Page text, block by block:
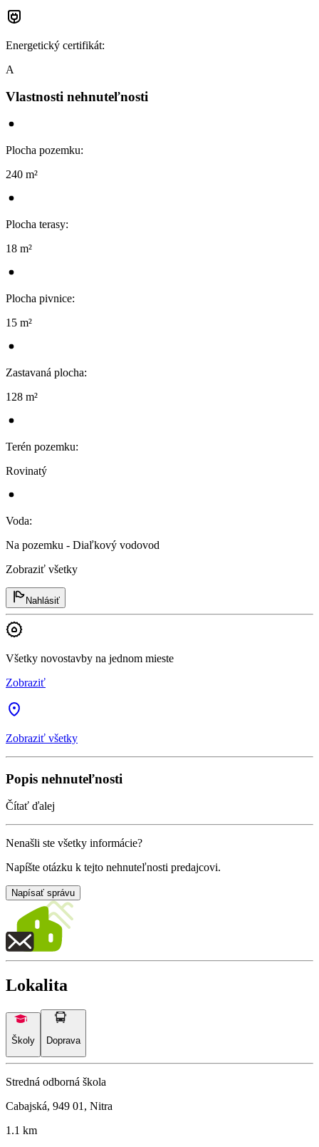
Energetický certifikát:
A
Vlastnosti nehnuteľnosti
Plocha pozemku:
240 m²
Plocha terasy:
18 m²
Plocha pivnice:
15 m²
Zastavaná plocha:
128 m²
Terén pozemku:
Rovinatý
Voda:
Na pozemku - Diaľkový vodovod
Zobraziť všetky
Nahlásiť
Všetky novostavby na jednom mieste
Zobraziť
Zobraziť všetky
Popis nehnuteľnosti
Čítať ďalej
Nenašli ste všetky informácie?
Napíšte otázku k tejto nehnuteľnosti predajcovi.
Napísať správu
Lokalita
Školy Doprava
Stredná odborná škola
Cabajská, 949 01, Nitra
1.1 km